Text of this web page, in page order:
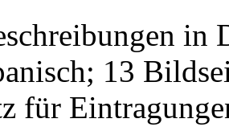
in
13
für